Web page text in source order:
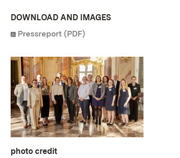
DOWNLOAD AND IMAGES
Pressreport (PDF)
photo credit